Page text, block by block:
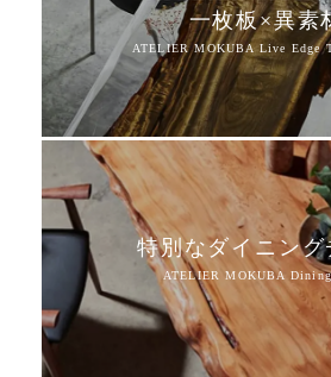
一枚板×異素
特別なダイニング